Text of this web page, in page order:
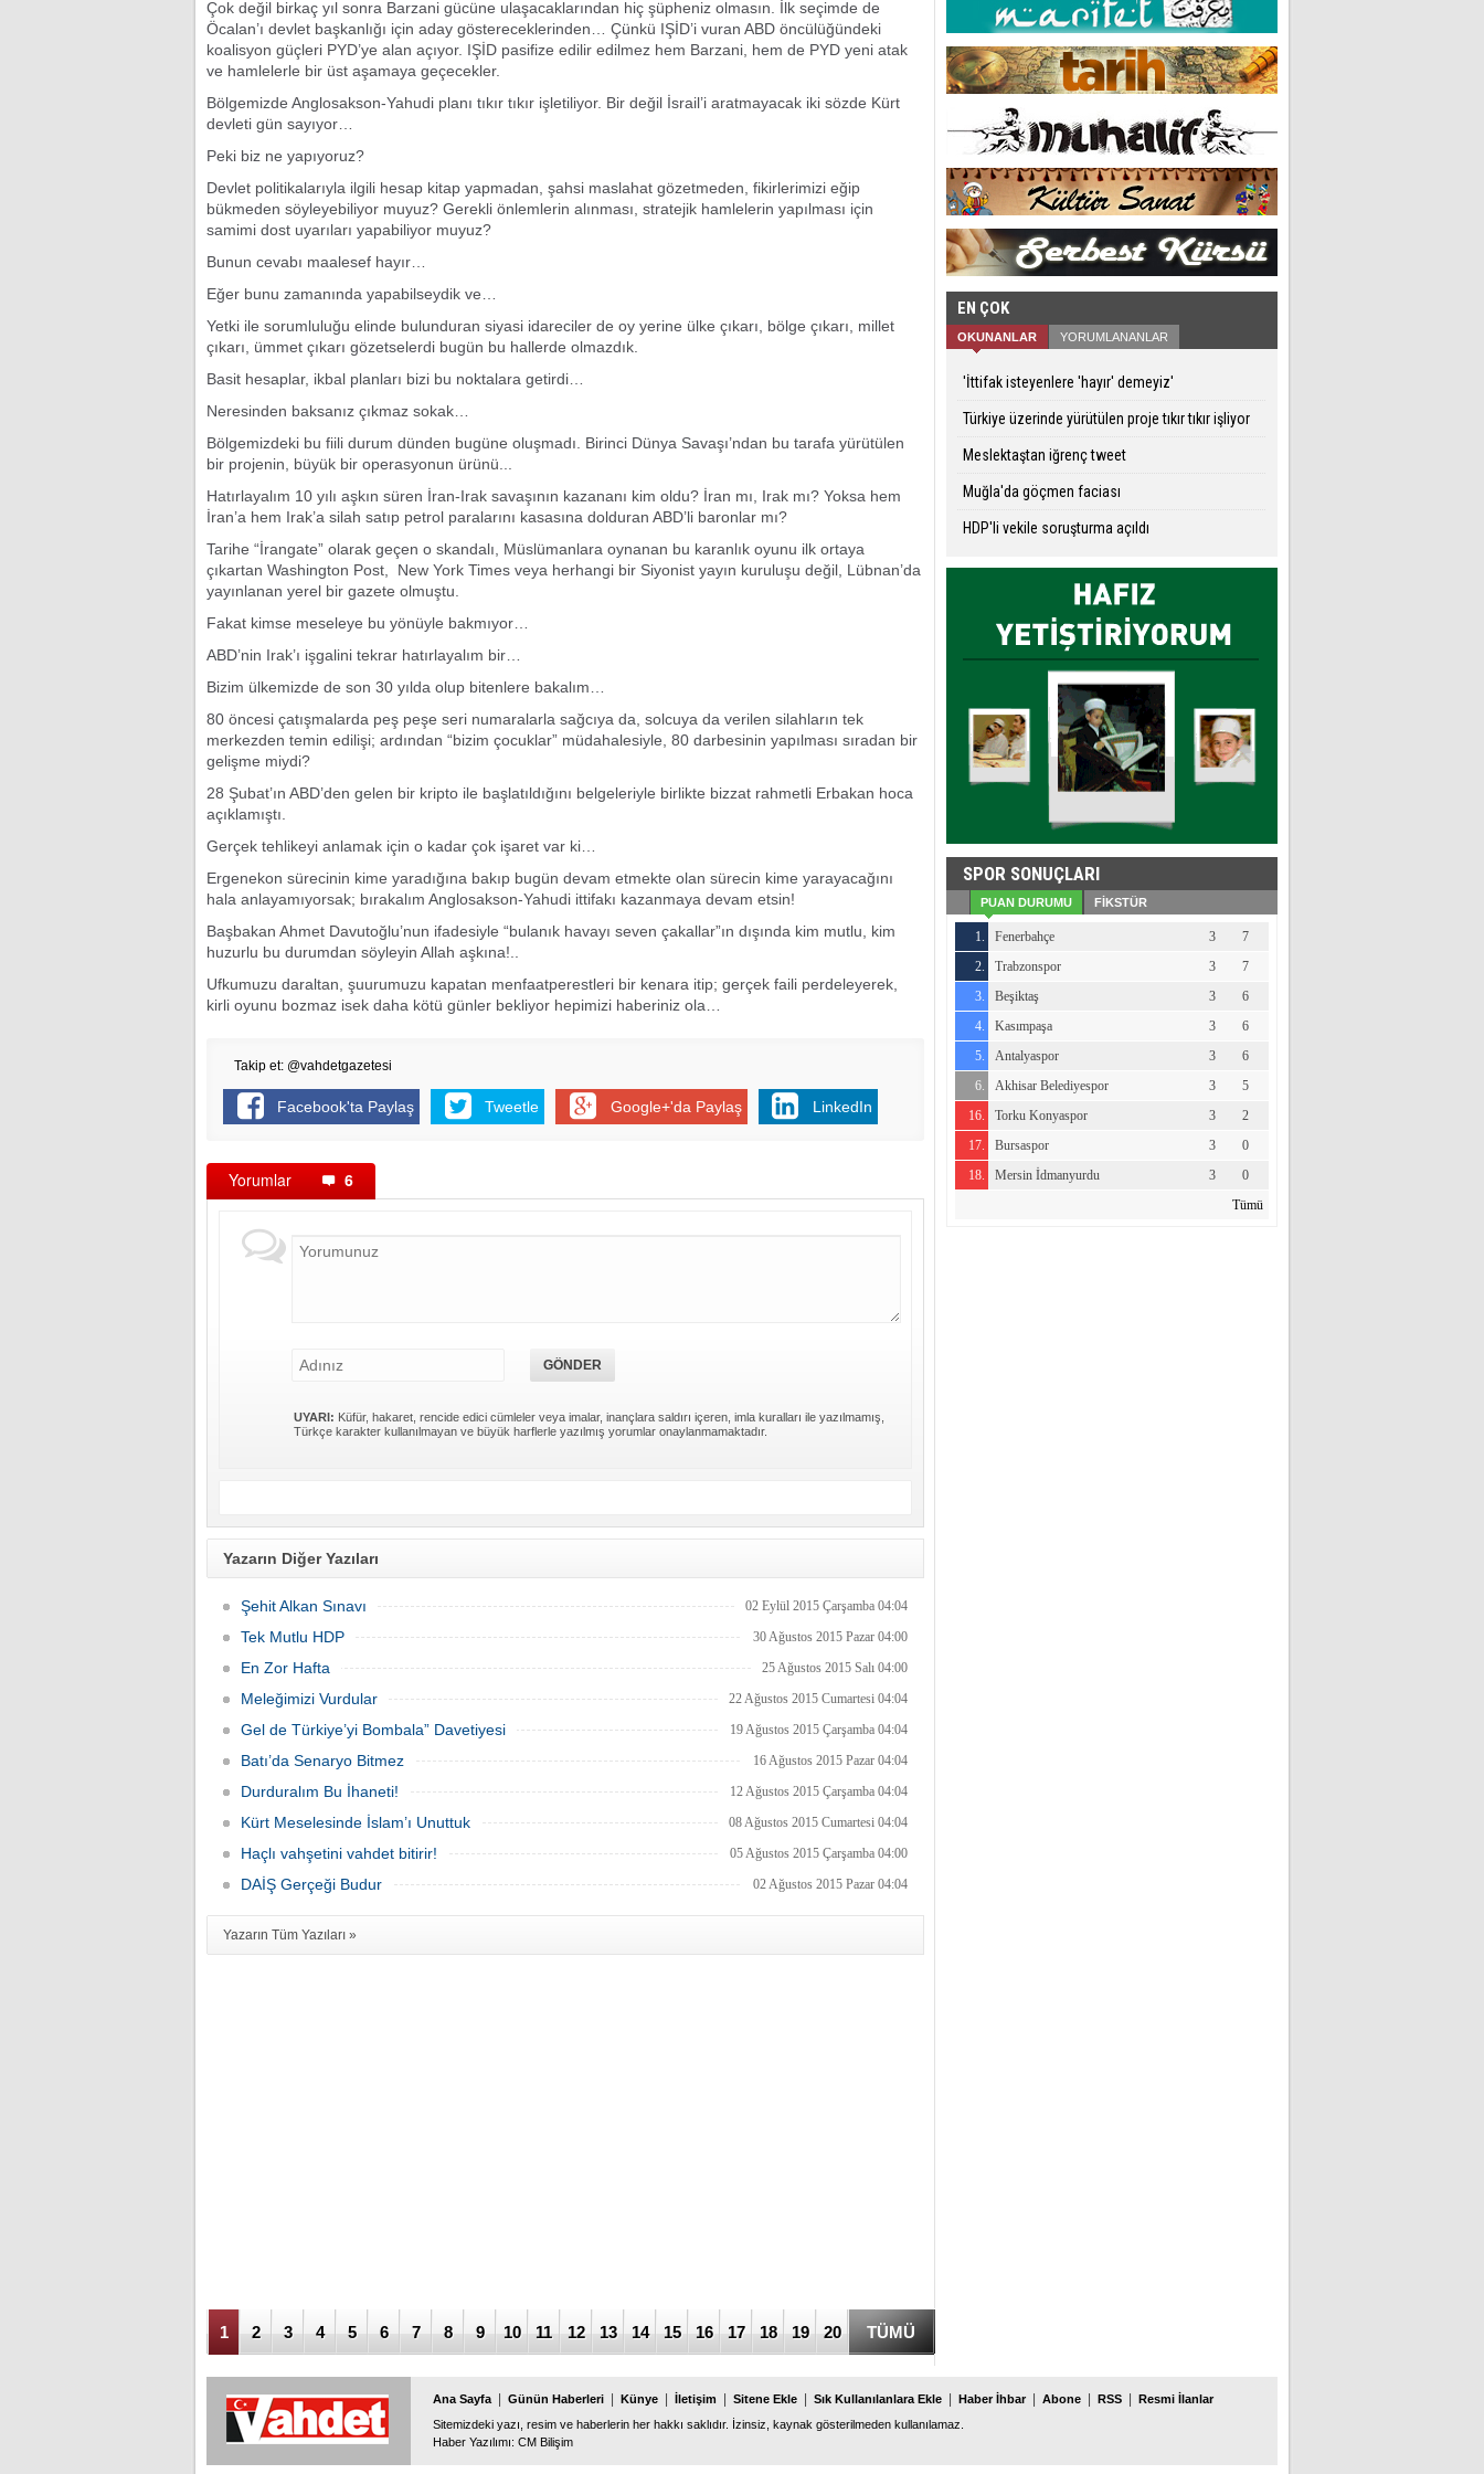
Çok değil birkaç yıl sonra Barzani gücüne ulaşacaklarından hiç şüpheniz olmasın. İlk seçimde de
Öcalan’ı devlet başkanlığı için aday göstereceklerinden… Çünkü IŞİD’i vuran ABD öncülüğündeki
koalisyon güçleri PYD’ye alan açıyor. IŞİD pasifize edilir edilmez hem Barzani, hem de PYD yeni atak
ve hamlelerle bir üst aşamaya geçecekler.
Bölgemizde Anglosakson-Yahudi planı tıkır tıkır işletiliyor. Bir değil İsrail’i aratmayacak iki sözde Kürt
devleti gün sayıyor…
Peki biz ne yapıyoruz?
Devlet politikalarıyla ilgili hesap kitap yapmadan, şahsi maslahat gözetmeden, fikirlerimizi eğip
bükmeden söyleyebiliyor muyuz? Gerekli önlemlerin alınması, stratejik hamlelerin yapılması için
samimi dost uyarıları yapabiliyor muyuz?
Bunun cevabı maalesef hayır…
Eğer bunu zamanında yapabilseydik ve…
Yetki ile sorumluluğu elinde bulunduran siyasi idareciler de oy yerine ülke çıkarı, bölge çıkarı, millet
çıkarı, ümmet çıkarı gözetselerdi bugün bu hallerde olmazdık.
Basit hesaplar, ikbal planları bizi bu noktalara getirdi…
Neresinden baksanız çıkmaz sokak…
Bölgemizdeki bu fiili durum dünden bugüne oluşmadı. Birinci Dünya Savaşı’ndan bu tarafa yürütülen
bir projenin, büyük bir operasyonun ürünü...
Hatırlayalım 10 yılı aşkın süren İran-Irak savaşının kazananı kim oldu? İran mı, Irak mı? Yoksa hem
İran’a hem Irak’a silah satıp petrol paralarını kasasına dolduran ABD’li baronlar mı?
Tarihe “İrangate” olarak geçen o skandalı, Müslümanlara oynanan bu karanlık oyunu ilk ortaya
çıkartan Washington Post, New York Times veya herhangi bir Siyonist yayın kuruluşu değil, Lübnan’da
yayınlanan yerel bir gazete olmuştu.
Fakat kimse meseleye bu yönüyle bakmıyor…
ABD’nin Irak’ı işgalini tekrar hatırlayalım bir…
Bizim ülkemizde de son 30 yılda olup bitenlere bakalım…
80 öncesi çatışmalarda peş peşe seri numaralarla sağcıya da, solcuya da verilen silahların tek
merkezden temin edilişi; ardından “bizim çocuklar” müdahalesiyle, 80 darbesinin yapılması sıradan bir
gelişme miydi?
28 Şubat’ın ABD’den gelen bir kripto ile başlatıldığını belgeleriyle birlikte bizzat rahmetli Erbakan hoca
açıklamıştı.
Gerçek tehlikeyi anlamak için o kadar çok işaret var ki…
Ergenekon sürecinin kime yaradığına bakıp bugün devam etmekte olan sürecin kime yarayacağını
hala anlayamıyorsak; bırakalım Anglosakson-Yahudi ittifakı kazanmaya devam etsin!
Başbakan Ahmet Davutoğlu’nun ifadesiyle “bulanık havayı seven çakallar”ın dışında kim mutlu, kim
huzurlu bu durumdan söyleyin Allah aşkına!..
Ufkumuzu daraltan, şuurumuzu kapatan menfaatperestleri bir kenara itip; gerçek faili perdeleyerek,
kirli oyunu bozmaz isek daha kötü günler bekliyor hepimizi haberiniz ola…
Takip et: @vahdetgazetesi
Facebook'ta Paylaş Tweetle Google+'da Paylaş LinkedIn
Yorumlar 6
UYARI: Küfür, hakaret, rencide edici cümleler veya imalar, inançlara saldırı içeren, imla kuralları ile yazılmamış,
Türkçe karakter kullanılmayan ve büyük harflerle yazılmış yorumlar onaylanmamaktadır.
Yazarın Diğer Yazıları
Şehit Alkan Sınavı 02 Eylül 2015 Çarşamba 04:04
Tek Mutlu HDP 30 Ağustos 2015 Pazar 04:00
En Zor Hafta 25 Ağustos 2015 Salı 04:00
Meleğimizi Vurdular 22 Ağustos 2015 Cumartesi 04:04
Gel de Türkiye’yi Bombala” Davetiyesi 19 Ağustos 2015 Çarşamba 04:04
Batı’da Senaryo Bitmez 16 Ağustos 2015 Pazar 04:04
Durduralım Bu İhaneti! 12 Ağustos 2015 Çarşamba 04:04
Kürt Meselesinde İslam’ı Unuttuk 08 Ağustos 2015 Cumartesi 04:04
Haçlı vahşetini vahdet bitirir! 05 Ağustos 2015 Çarşamba 04:00
DAİŞ Gerçeği Budur 02 Ağustos 2015 Pazar 04:04
Yazarın Tüm Yazıları »
1 2 3 4 5 6 7 8 9 10 11 12 13 14 15 16 17 18 19 20 TÜMÜ
EN ÇOK
OKUNANLAR YORUMLANANLAR
'İttifak isteyenlere 'hayır' demeyiz'
Türkiye üzerinde yürütülen proje tıkır tıkır işliyor
Meslektaştan iğrenç tweet
Muğla'da göçmen faciası
HDP'li vekile soruşturma açıldı
SPOR SONUÇLARI
PUAN DURUMU FİKSTÜR
1. Fenerbahçe 3 7
3
2. Trabzonspor 3 7
2
3. Beşiktaş 3 6
6
4. Kasımpaşa 3 6
3
5. Antalyaspor 3 6
2
6. Akhisar Belediyespor 3 5
2
16. Torku Konyaspor 3 2
-3
17. Bursaspor 3 0
-3
18. Mersin İdmanyurdu 3 0
Tümü
Ana Sayfa Günün Haberleri Künye İletişim Sitene Ekle Sık Kullanılanlara Ekle Haber İhbar Abone RSS
Resmi İlanlar
Sitemizdeki yazı, resim ve haberlerin her hakkı saklıdır. İzinsiz, kaynak gösterilmeden kullanılamaz.
Haber Yazılımı: CM Bilişim